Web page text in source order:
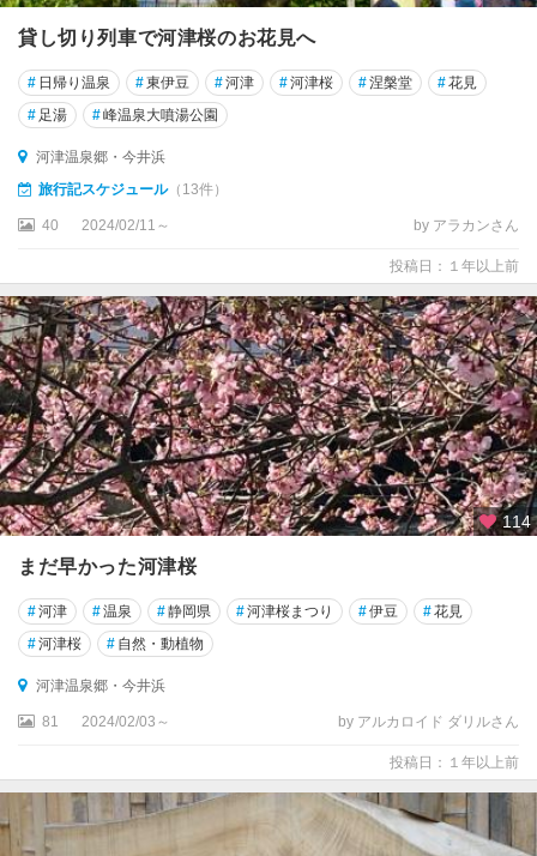
貸し切り列車で河津桜のお花見へ
# 日帰り温泉 #東伊豆 #河津 #河津桜 #涅槃堂 #花見
# 足湯 #峰温泉大噴湯公園
河津温泉郷・今井浜
旅行記スケジュール（13件）
40 2024/02/11～ by アラカンさん
投稿日：１年以上前
114
まだ早かった河津桜
#河津 #温泉 #静岡県 #河津桜まつり #伊豆 #花見
#河津桜 # 自然・動植物
河津温泉郷・今井浜
81 2024/02/03～ by アルカロイド ダリルさん
投稿日：１年以上前